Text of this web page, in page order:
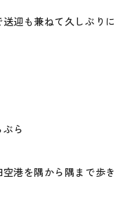
迎も兼ねて久しぶりに
ら
港を隅から隅まで歩き